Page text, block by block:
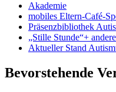
Akademie
mobiles Eltern-Café-
Präsenzbibliothek
„Stille Stunde“+
Aktueller Stand
Bevorstehende